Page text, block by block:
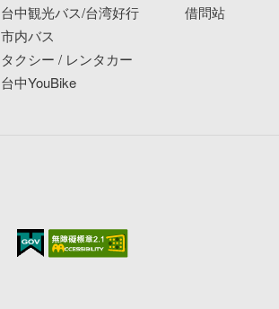
台中観光バス/台湾好行
市内バス
タクシー / レンタカー
台中YouBike
借問站